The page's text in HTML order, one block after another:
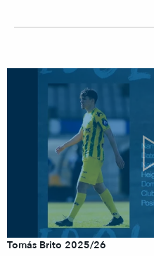
Tomás Brito 2025/26